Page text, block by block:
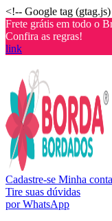
<!-- Google tag
Frete grátis em todo o
Confira as regras!
link
Cadastre-se Minha conta
Tire suas dúvidas
por WhatsApp